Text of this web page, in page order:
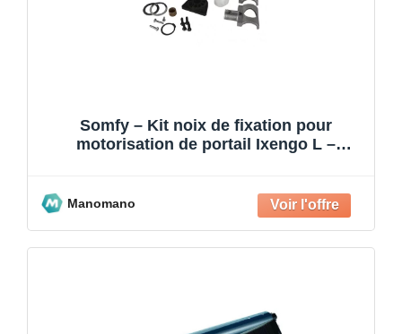
Somfy – Kit noix de fixation pour
motorisation de portail Ixengo L –
Manomano